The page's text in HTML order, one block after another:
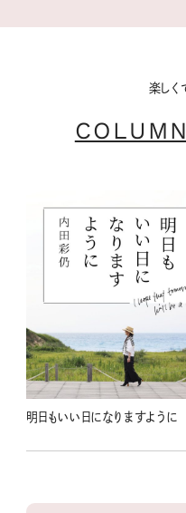
楽しく
明日もいい日になりますように